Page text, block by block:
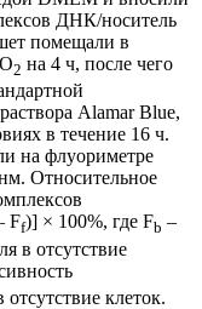
ДНК/носитель
помещали в
2 на 4 ч, после чего
Alamar Blue,
в течение 16 ч.
на флуориметре
Относительное
Ff)] × 100%, где Fb ‒
в отсутствие
клеток.